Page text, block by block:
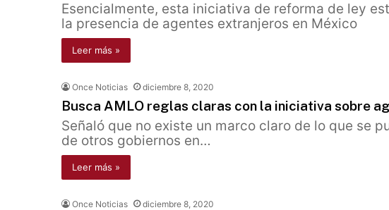
Esencialmente, esta iniciativa de reforma de ley
la presencia de agentes extranjeros en México
Leer más »
Once Noticias diciembre 8, 2020
Busca AMLO reglas claras con la iniciativa sobre
Señaló que no existe un marco claro de lo que se
de otros gobiernos en…
Leer más »
Once Noticias diciembre 8, 2020